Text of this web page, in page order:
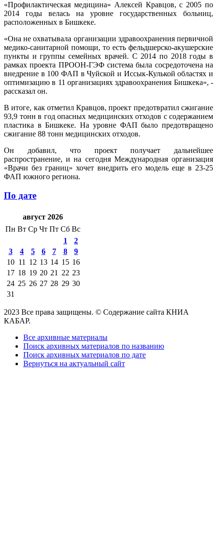
«Профилактическая медицина» Алексей Кравцов, с 2005 по
2014 годы велась на уровне государственных больниц,
расположенных в Бишкеке.
«Она не охватывала организации здравоохранения первичной
медико-санитарной помощи, то есть фельдшерско-акушерские
пункты и группы семейных врачей. С 2014 по 2018 годы в
рамках проекта ПРООН-ГЭФ система была сосредоточена на
внедрение в 100 ФАП в Чуйской и Иссык-Кулькой областях и
оптимизацию в 11 организациях здравоохранения Бишкека», -
рассказал он.
В итоге, как отметил Кравцов, проект предотвратил сжигание
93,9 тонн в год опасных медицинских отходов с содержанием
пластика в Бишкеке. На уровне ФАП было предотвращено
сжигание 88 тонн медицинских отходов.
Он добавил, что проект получает дальнейшее
распространение, и на сегодня Международная организация
«Врачи без границ» хочет внедрить его модель еще в 23-25
ФАП южного региона.
По дате
август 2026
Пн Вт Ср Чт Пт Сб Вс
1
2
3
4 5 6 7 8
9
10 11 12 13 14 15 16
17 18 19 20 21 22 23
24 25 26 27 28 29 30
31
2023 Все права защищены. © Содержание сайта КНИА
КАБАР.
Все архивные материалы
Поиск архивных материалов по названию
Поиск архивных материалов по дате
Вернуться на актуальный сайт